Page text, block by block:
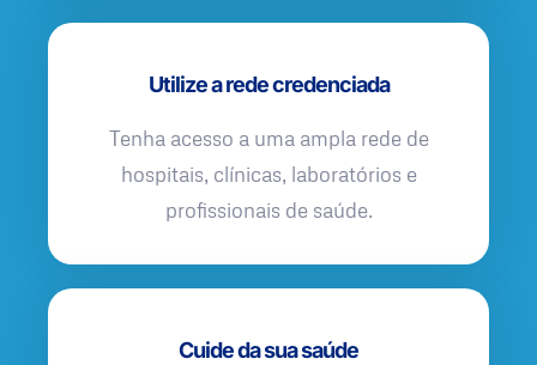
Utilize a rede credenciada
Tenha acesso a uma ampla rede de
hospitais, clínicas, laboratórios e
profissionais de saúde.
Cuide da sua saúde